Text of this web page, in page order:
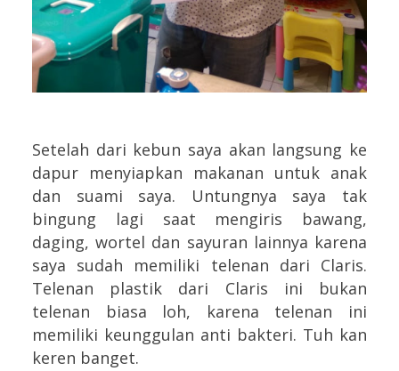
Setelah dari kebun saya akan langsung ke
dapur menyiapkan makanan untuk anak
dan suami saya. Untungnya saya tak
bingung lagi saat mengiris bawang,
daging, wortel dan sayuran lainnya karena
saya sudah memiliki telenan dari Claris.
Telenan plastik dari Claris ini bukan
telenan biasa loh, karena telenan ini
memiliki keunggulan anti bakteri. Tuh kan
keren banget.